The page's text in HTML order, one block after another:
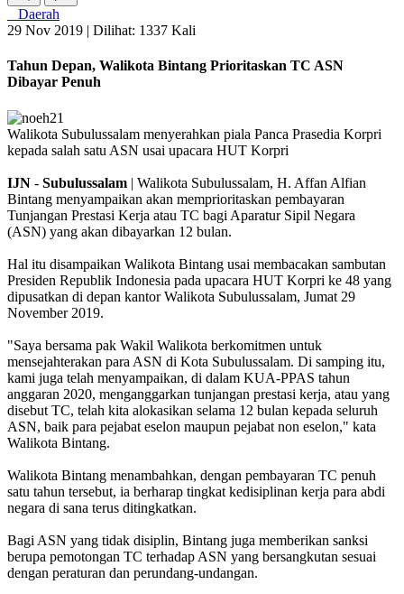
Daerah
29 Nov 2019 | Dilihat: 1337 Kali
Tahun Depan, Walikota Bintang Prioritaskan TC ASN
Dibayar Penuh
Walikota Subulussalam menyerahkan piala Panca Prasedia Korpri
kepada salah satu ASN usai upacara HUT Korpri
IJN - Subulussalam | Walikota Subulussalam, H. Affan Alfian
Bintang menyampaikan akan memprioritaskan pembayaran
Tunjangan Prestasi Kerja atau TC bagi Aparatur Sipil Negara
(ASN) yang akan dibayarkan 12 bulan.
Hal itu disampaikan Walikota Bintang usai membacakan sambutan
Presiden Republik Indonesia pada upacara HUT Korpri ke 48 yang
dipusatkan di depan kantor Walikota Subulussalam, Jumat 29
November 2019.
"Saya bersama pak Wakil Walikota berkomitmen untuk
mensejahterakan para ASN di Kota Subulussalam. Di samping itu,
kami juga telah menyampaikan, di dalam KUA-PPAS tahun
anggaran 2020, menganggarkan tunjangan prestasi kerja, atau yang
disebut TC, telah kita alokasikan selama 12 bulan kepada seluruh
ASN, baik para pejabat eselon maupun pejabat non eselon," kata
Walikota Bintang.
Walikota Bintang menambahkan, dengan pembayaran TC penuh
satu tahun tersebut, ia berharap tingkat kedisiplinan kerja para abdi
negara di sana terus ditingkatkan.
Bagi ASN yang tidak disiplin, Bintang juga memberikan sanksi
berupa pemotongan TC terhadap ASN yang bersangkutan sesuai
dengan peraturan dan perundang-undangan.